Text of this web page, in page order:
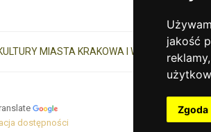
jakość
Zgoda
MIASTA KRAKOWA I WOJEWÓDZTWA
dostępności